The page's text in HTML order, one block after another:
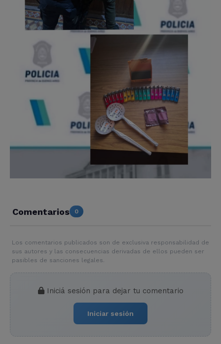
Comentarios 0
Los comentarios publicados son de exclusiva responsabilidad de
sus autores y las consecuencias derivadas de ellos pueden ser
pasibles de sanciones legales.
Iniciá sesión para dejar tu comentario
Iniciar sesión